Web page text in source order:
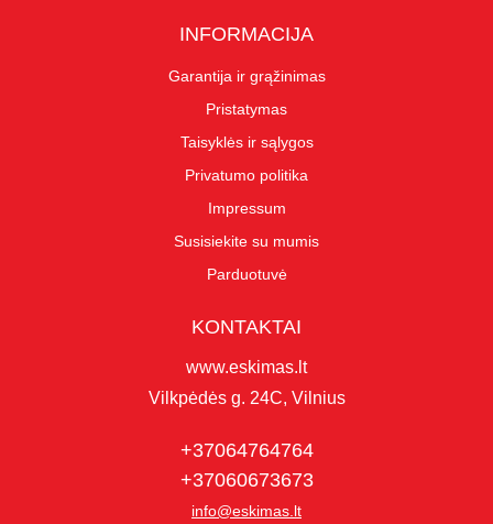
INFORMACIJA
Garantija ir grąžinimas
Pristatymas
Taisyklės ir sąlygos
Privatumo politika
Impressum
Susisiekite su mumis
Parduotuvė
KONTAKTAI
www.eskimas.lt
Vilkpėdės g. 24C, Vilnius
+37064764764
+37060673673
info@eskimas.lt